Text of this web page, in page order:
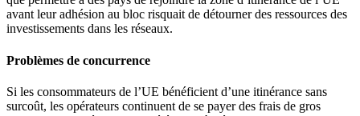
avant leur adhésion au bloc risquait de détourner des ressources des
investissements dans les réseaux.
Problèmes de concurrence
Si les consommateurs de l’UE bénéficient d’une itinérance sans
surcoût, les opérateurs continuent de se payer des frais de gros